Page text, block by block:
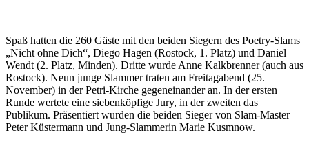
Spaß hatten die 260 Gäste mit den beiden Siegern des Poetry-Slams
„Nicht ohne Dich“, Diego Hagen (Rostock, 1. Platz) und Daniel
Wendt (2. Platz, Minden). Dritte wurde Anne Kalkbrenner (auch aus
Rostock). Neun junge Slammer traten am Freitagabend (25.
November) in der Petri-Kirche gegeneinander an. In der ersten
Runde wertete eine siebenköpfige Jury, in der zweiten das
Publikum. Präsentiert wurden die beiden Sieger von Slam-Master
Peter Küstermann und Jung-Slammerin Marie Kusmnow.